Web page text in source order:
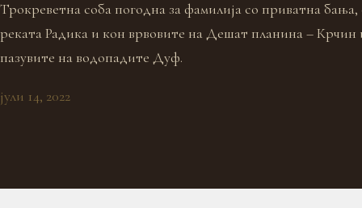
Трокреветна соба погодна за фамилија со приватна
реката Радика и кон врвовите на Дешат планина – Крчин
пазувите на водопадите Дуф.
јули 14, 2022